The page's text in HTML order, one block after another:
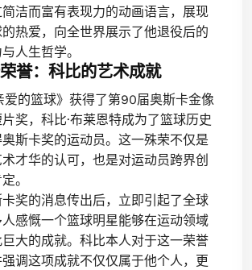
洁而富有表现力的动画语言，展现
热爱，向全世界展示了他退役后的
人生哲学。
誉：科比的艺术成就
爱的篮球》获得了第90届奥斯卡金像
奖，科比·布莱恩特成为了篮球历史
奥斯卡奖的运动员。这一殊荣不仅是
才华的认可，也是对运动员跨界创
。
奖的消息传出后，立即引起了全球
感慨一个篮球明星能够在运动领域
大的成就。科比本人对于这一荣誉
调这项成就不仅仅属于他个人，更